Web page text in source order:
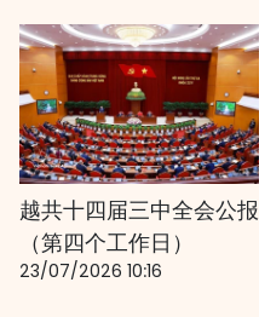
越共十四届三中全会公报
（第四个工作日）
23/07/2026 10:16